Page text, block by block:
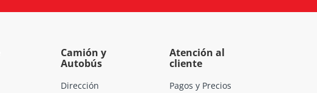
Camión y
Autobús
Dirección
Atención al
cliente
Pagos y Precios